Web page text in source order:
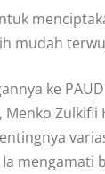
mudah
ke
Menko Zulkifli
mengamati